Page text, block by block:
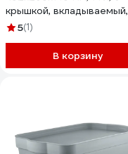
крышкой, вкладываемый,
матовый кристалл 34272
5(1)
В корзину